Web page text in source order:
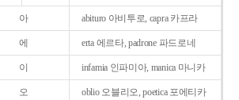
아 abituro 아비투로, capra 카프라
에 erta 에르타, padrone 파드로네
이 infamia 인파미아, manica 마니카
오 oblio 오블리오, poetica 포에티카